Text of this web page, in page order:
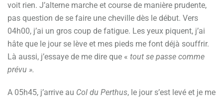
voit rien. J’alterne marche et course de manière prudente,
pas question de se faire une cheville dès le début. Vers
04h00, j’ai un gros coup de fatigue. Les yeux piquent, j’ai
hâte que le jour se lève et mes pieds me font déjà souffrir.
Là aussi, j’essaye de me dire que « tout se passe comme
prévu ».
A 05h45, j’arrive au Col du Perthus, le jour s’est levé et je me